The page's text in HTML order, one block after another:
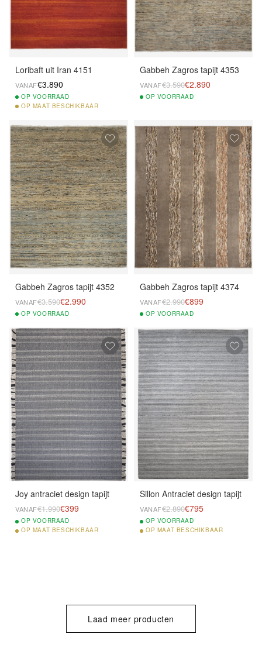
Loribaft uit Iran 4151
VANAF€3.890
OP VOORRAAD
OP MAAT BESCHIKBAAR
Gabbeh Zagros tapijt 4353
VANAF€3.590€2.890
OP VOORRAAD
Gabbeh Zagros tapijt 4352
VANAF€3.590€2.990
OP VOORRAAD
Gabbeh Zagros tapijt 4374
VANAF€2.990€899
OP VOORRAAD
Joy antraciet design tapijt
VANAF€1.990€399
OP VOORRAAD
OP MAAT BESCHIKBAAR
Sillon Antraciet design tapijt
VANAF€2.890€795
OP VOORRAAD
OP MAAT BESCHIKBAAR
Laad meer producten